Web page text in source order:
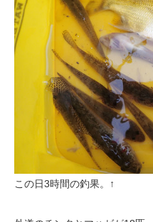
この日3時間の釣果。↑